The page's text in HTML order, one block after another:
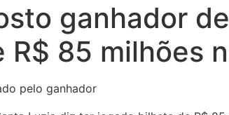
ganhador
85 milhões
pelo ganhador